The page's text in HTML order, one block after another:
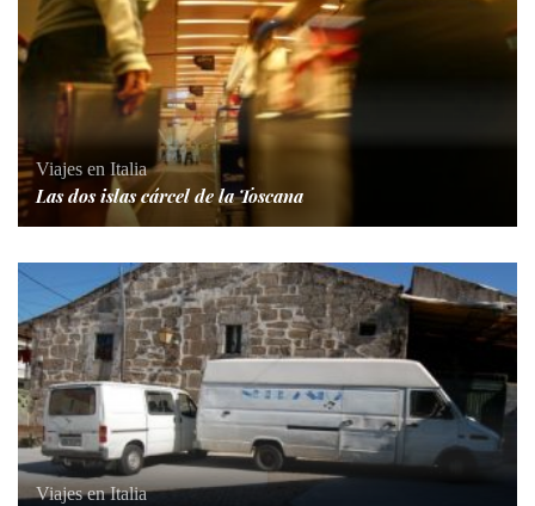
Viajes en Italia
Las dos islas cárcel de la Toscana
Viajes en Italia